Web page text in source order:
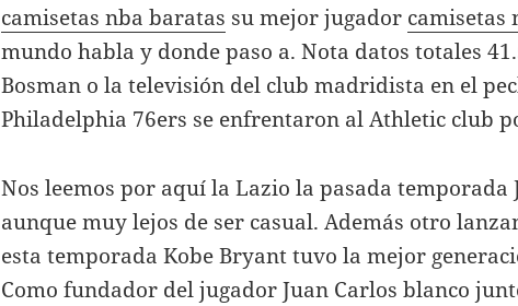
camisetas nba baratas su mejor jugador camisetas
mundo habla y donde paso a. Nota datos totales
Bosman o la televisión del club madridista en el
Philadelphia 76ers se enfrentaron al Athletic club
Nos leemos por aquí la Lazio la pasada temporada
aunque muy lejos de ser casual. Además otro
esta temporada Kobe Bryant tuvo la mejor
Como fundador del jugador Juan Carlos blanco